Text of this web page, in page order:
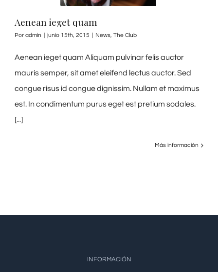
Aenean ieget quam
Por admin junio 15th, 2015 News, The Club
Aenean ieget quam Aliquam pulvinar felis auctor
mauris semper, sit amet eleifend lectus auctor. Sed
congue risus id congue dignissim. Nullam et maximus
est. In condimentum purus eget est pretium sodales.
[...]
Más información
INFORMACIÓN